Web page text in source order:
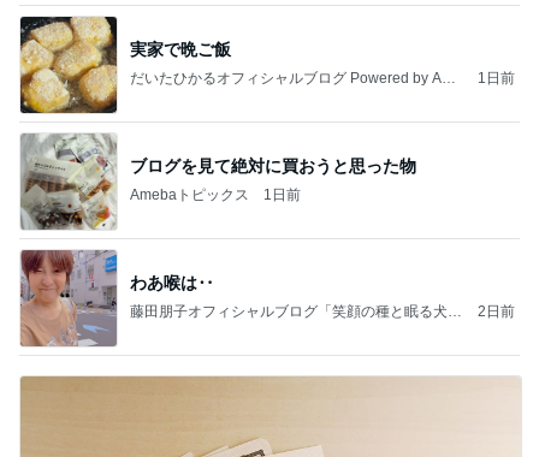
実家で晩ご飯
だいたひかるオフィシャルブログ Powered by Ame
1日前
ブログを見て絶対に買おうと思った物
Amebaトピックス 1日前
わあ喉は‥
藤田朋子オフィシャルブログ「笑顔の種と眠る犬」
2日前